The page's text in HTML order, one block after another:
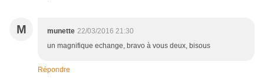
M munette 22/03/2016 21:30
un magnifique echange, bravo à vous deux, bisous
Répondre